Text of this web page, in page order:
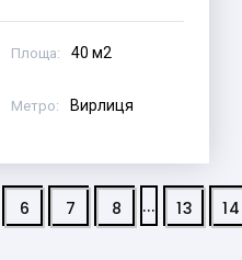
Площа: 40 м2
Метро: Вирлиця
6 7 8 ... 13 14